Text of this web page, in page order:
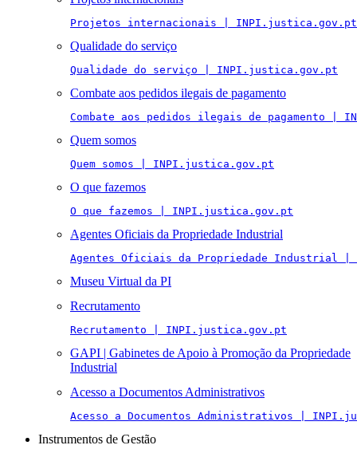
Projetos internacionais | INPI.justica.gov.pt
Qualidade do serviço
Qualidade do serviço | INPI.justica.gov.pt
Combate aos pedidos ilegais de pagamento
Combate aos pedidos ilegais de pagamento |
Quem somos
Quem somos | INPI.justica.gov.pt
O que fazemos
O que fazemos | INPI.justica.gov.pt
Agentes Oficiais da Propriedade Industrial
Agentes Oficiais da Propriedade Industrial
Museu Virtual da PI
Recrutamento
Recrutamento | INPI.justica.gov.pt
GAPI | Gabinetes de Apoio à Promoção da Propriedade
Industrial
Acesso a Documentos Administrativos
Acesso a Documentos Administrativos |
Instrumentos de Gestão